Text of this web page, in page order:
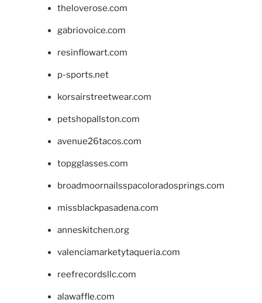
theloverose.com
gabriovoice.com
resinflowart.com
p-sports.net
korsairstreetwear.com
petshopallston.com
avenue26tacos.com
topgglasses.com
broadmoornailsspacoloradosprings.com
missblackpasadena.com
anneskitchen.org
valenciamarketytaqueria.com
reefrecordsllc.com
alawaffle.com